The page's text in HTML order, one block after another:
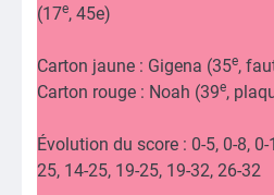
(17e, 45e)
Carton jaune : Gigena (35e,
Carton rouge : Noah (39e,
Évolution du score : 0-5, 0-8,
25, 14-25, 19-25, 19-32, 26-32